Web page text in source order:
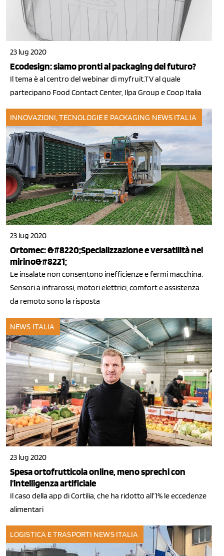
23 lug 2020
Ecodesign: siamo pronti al packaging del futuro?
Il tema è al centro del webinar di myfruit.TV al quale
partecipano Food Contact Center, Ilpa Group e Coop Italia
INNOVAZIONI, TECNOLOGIE E PACKAGING NEWS ITALIA
23 lug 2020
Ortomec: &#8220;Specializzazione e versatilità nel
mirino&#8221;
Le insalate non consentono inefficienze e fermi macchina.
Sensori a infrarossi, motori elettrici, comfort e assistenza
da remoto sono la risposta
NEWS ITALIA
23 lug 2020
Spesa ortofrutticola online, meno sprechi con
l’intelligenza artificiale
Il caso della app di Cortilia, che ha ridotto all’1% le eccedenze
alimentari
LOGISTICA E TRASPORTI NEWS ITALIA